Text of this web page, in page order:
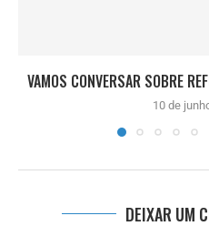
VAMOS CONVERSAR SOBRE
10 de
DEIXAR UM